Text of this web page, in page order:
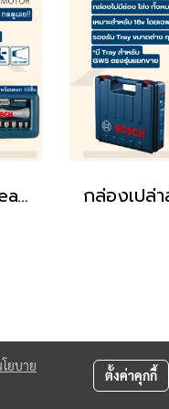
สว่านไร้สาย BOSCH Heavy DUTY อึด ทน ถึก ใช้ได้ทุกงาน ไร้แปรงถ่าน GSR12V-30 (ประกันศูนย์/ส่งฟรี)
ยบาย
ตั้งค่าคุกกี้